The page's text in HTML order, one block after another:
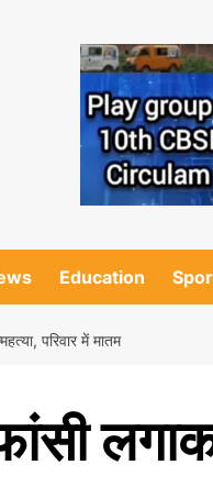
Education
परिवार में मातम